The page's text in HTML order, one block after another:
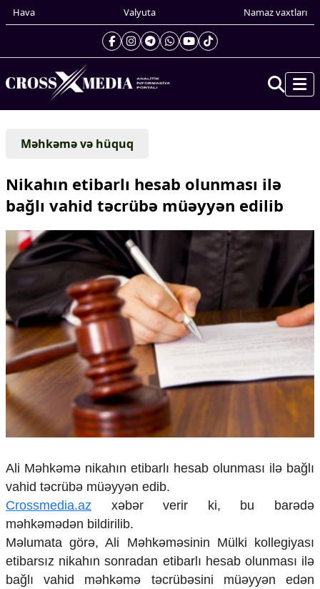
Hava Valyuta Namaz vaxtları
Gündəm
Xarici xəbərlər
Cənubi Qafqaz
Yaxın Şərq
Avropa
Amerika
Asiya
Afrika
Çarpaz baxış
Təhlil
Siyasi
Geosiyasi
İqtisadi
Sosioloji
Multimedia
Foto
Video
İnfoqrafika
Humanitar
Məhkəmə və hüquq
Nikahın etibarlı hesab olunması ilə
bağlı vahid təcrübə müəyyən edilib
Ali Məhkəmə nikahın etibarlı hesab olunması ilə bağlı
vahid təcrübə müəyyən edib.
Crossmedia.az xəbər verir ki, bu barədə
məhkəmədən bildirilib.
Məlumata görə, Ali Məhkəməsinin Mülki kollegiyası
etibarsız nikahın sonradan etibarlı hesab olunması ilə
bağlı vahid məhkəmə təcrübəsini müəyyən edən